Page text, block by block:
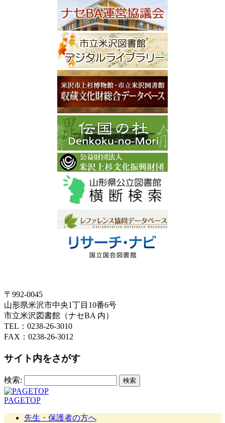
〒992-0045
山形県米沢市中央1丁目10番6号
市立米沢図書館（ナセBA 内）
TEL：0238-26-3010
FAX：0238-26-3012
サイト内をさがす
検索:
PAGETOP
先生・保護者の方へ